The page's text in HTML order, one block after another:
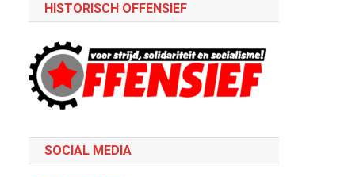
HISTORISCH OFFENSIEF
SOCIAL MEDIA